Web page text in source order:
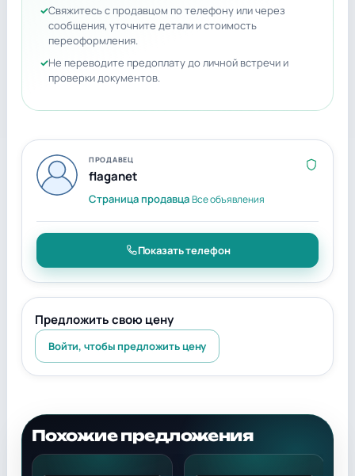
Свяжитесь с продавцом по телефону или через
сообщения, уточните детали и стоимость
переоформления.
Не переводите предоплату до личной встречи и
проверки документов.
ПРОДАВЕЦ
flaganet
Страница продавцаВсе объявления
Показать телефон
Предложить свою цену
Войти, чтобы предложить цену
Похожие предложения